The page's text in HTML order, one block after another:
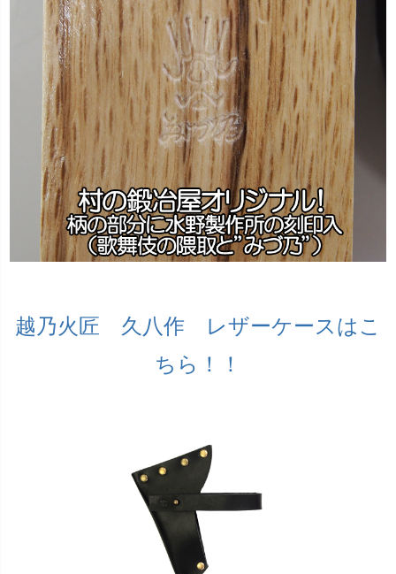
越乃火匠 久八作 レザーケースはこ
ちら！！